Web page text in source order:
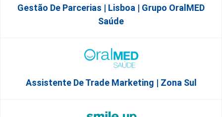
Gestão De Parcerias | Lisboa | Grupo OralMED
Saúde
Assistente De Trade Marketing | Zona Sul